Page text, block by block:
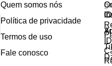
Quem somos nós
Política de privacidade
Termos de uso
Fale conosco